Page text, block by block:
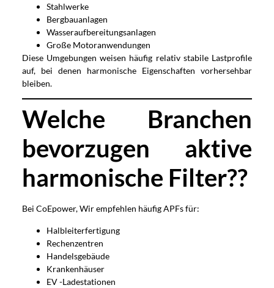
Stahlwerke
Bergbauanlagen
Wasseraufbereitungsanlagen
Große Motoranwendungen
Diese Umgebungen weisen häufig relativ stabile Lastprofile
auf, bei denen harmonische Eigenschaften vorhersehbar
bleiben.
Welche Branchen
bevorzugen aktive
harmonische Filter??
Bei CoEpower, Wir empfehlen häufig APFs für:
Halbleiterfertigung
Rechenzentren
Handelsgebäude
Krankenhäuser
EV -Ladestationen